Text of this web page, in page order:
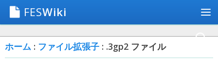
FESWiki
ホーム : ファイル拡張子 : .3gp2 ファイル